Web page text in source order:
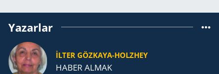
Yazarlar
İLTER GÖZKAYA-HOLZHEY
HABER ALMAK